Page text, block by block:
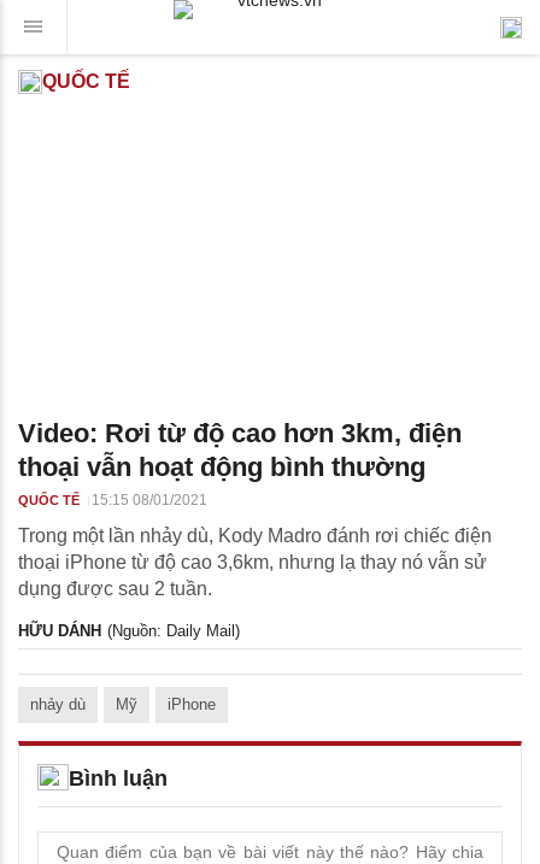
QUỐC TẾ
Video: Rơi từ độ cao hơn 3km, điện
thoại vẫn hoạt động bình thường
QUỐC TẾ 15:15 08/01/2021
Trong một lần nhảy dù, Kody Madro đánh rơi chiếc điện
thoại iPhone từ độ cao 3,6km, nhưng lạ thay nó vẫn sử
dụng được sau 2 tuần.
HỮU DÁNH (Nguồn: Daily Mail)
nhảy dù Mỹ iPhone
Bình luận